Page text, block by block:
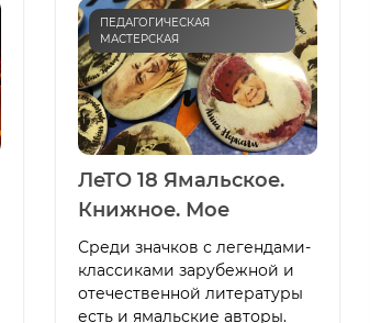
ПЕДАГОГИЧЕСКАЯ
МАСТЕРСКАЯ
ЛеТО 18 Ямальское.
Книжное. Мое
Среди значков с легендами-
классиками зарубежной и
отечественной литературы
есть и ямальские авторы.